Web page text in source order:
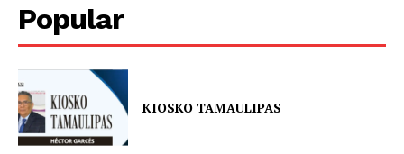
Popular
KIOSKO TAMAULIPAS